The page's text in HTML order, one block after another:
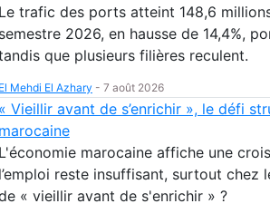
Le trafic des ports atteint 148,6
semestre 2026, en hausse de 14,4%,
que plusieurs filières reculent.
El Mehdi El Azhary - 7 août 2026
« Vieillir avant de s’enrichir », le défi
marocaine
L'économie marocaine affiche une
l’emploi reste insuffisant, surtout chez
« vieillir avant de s'enrichir » ?